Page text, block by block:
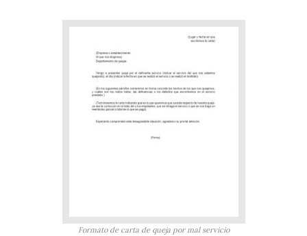
Formato de carta de queja por mal servicio